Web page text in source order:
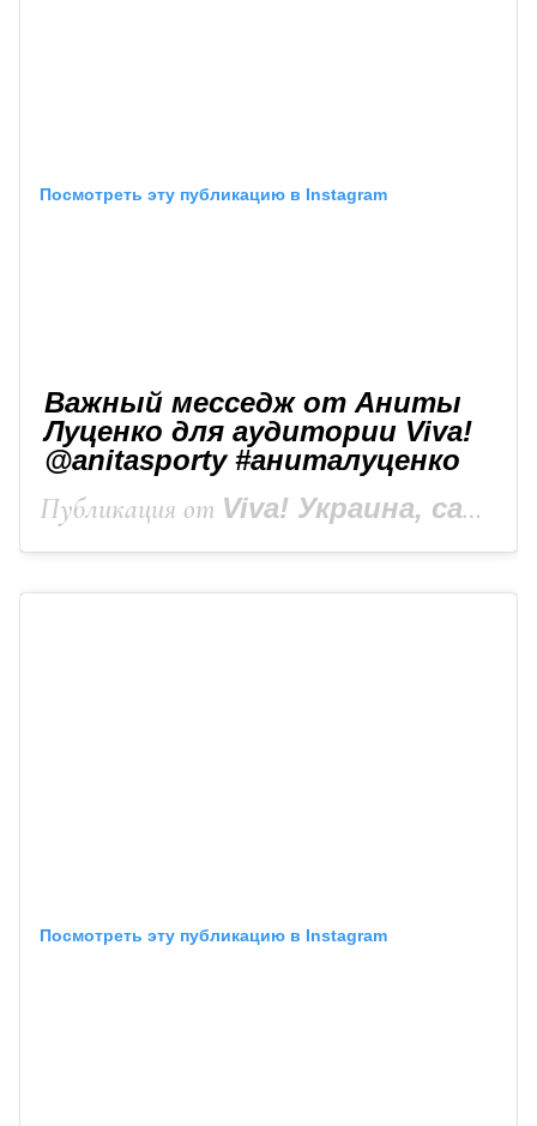
Посмотреть эту публикацию в Instagram
Важный месседж от Аниты
Луценко для аудитории Viva!
@anitasporty #аниталуценко
Публикация от Viva! Украина, сайт Viva.ua
Посмотреть эту публикацию в Instagram